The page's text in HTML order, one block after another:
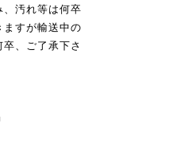
汚れ等は何卒
ますが輸送中の
、ご了承下さ